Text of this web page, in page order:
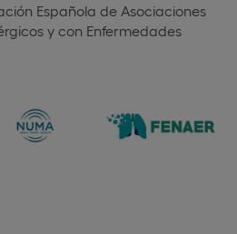
Española de Asociaciones
y con Enfermedades